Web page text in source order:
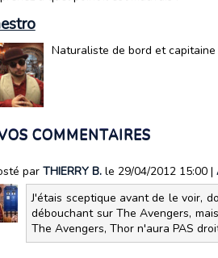
Naturaliste de bord et capitaine
COMMENTAIRES
par THIERRY B. le 29/04/2012 15:00 |
J'étais sceptique avant de le voir,
débouchant sur The Avengers,
The Avengers, Thor n'aura PAS